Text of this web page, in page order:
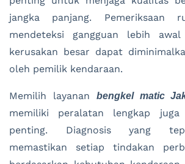
jangka panjang. Pemeriksaan
mendeteksi gangguan lebih
kerusakan besar dapat
oleh pemilik kendaraan.
Memilih layanan bengkel matic
memiliki peralatan lengkap
penting. Diagnosis yang
memastikan setiap tindakan